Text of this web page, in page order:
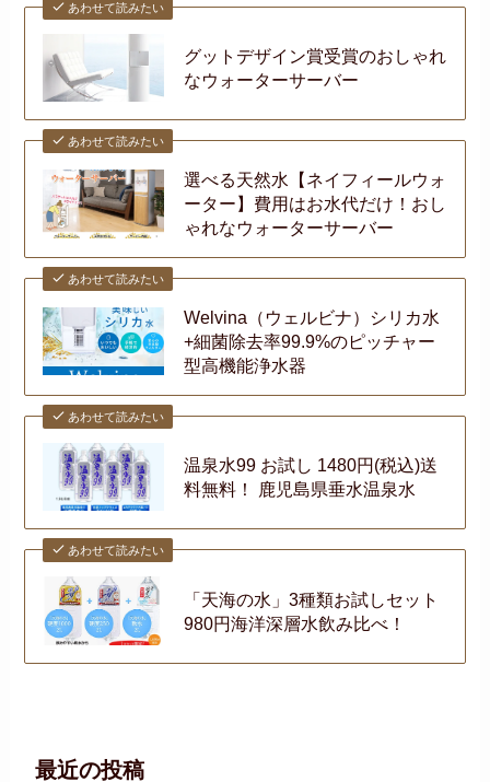
あわせて読みたい
グットデザイン賞受賞のおしゃれ
なウォーターサーバー
あわせて読みたい
選べる天然水【ネイフィールウォ
ーター】費用はお水代だけ！おし
ゃれなウォーターサーバー
あわせて読みたい
Welvina（ウェルビナ）シリカ水
+細菌除去率99.9%のピッチャー
型高機能浄水器
あわせて読みたい
温泉水99 お試し 1480円(税込)送
料無料！ 鹿児島県垂水温泉水
あわせて読みたい
「天海の水」3種類お試しセット
980円海洋深層水飲み比べ！
最近の投稿